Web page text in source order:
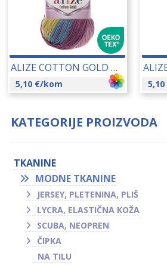
ALIZE COTTON GOLD BATIK 100 GR 14081
5,10 €/kom 5,10
KATEGORIJE PROIZVODA
TKANINE
MODNE TKANINE
JERSEY, PLETENINA, PLIŠ
LYCRA, ELASTIČNA KOŽA
SCUBA, NEOPREN
ČIPKA
NA TILU